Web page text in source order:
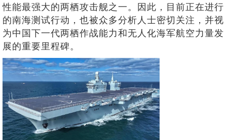
性能最强大的两栖攻击舰之一。因此，目前正在进行
的南海测试行动，也被众多分析人士密切关注，并视
为中国下一代两栖作战能力和无人化海军航空力量发
展的重要里程碑。